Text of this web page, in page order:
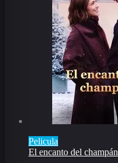
Pelicula
El encanto del champán